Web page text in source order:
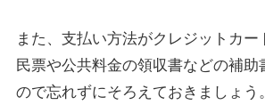
また、支払い方法がクレジットカー
民票や公共料金の領収書などの補助
ので忘れずにそろえておきましょう。